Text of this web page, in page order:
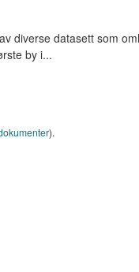
diverse datasett som
by i...
).